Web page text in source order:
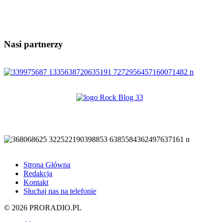
Nasi partnerzy
Strona Główna
Redakcja
Kontakt
Słuchaj nas na telefonie
© 2026 PRORADIO.PL